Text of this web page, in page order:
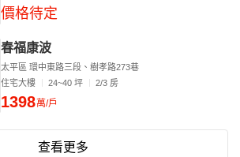
價格待定
春福康波
太平區 環中東路三段、樹孝路273巷
住宅大樓
24~40 坪 2/3 房
1398萬/戶
查看更多